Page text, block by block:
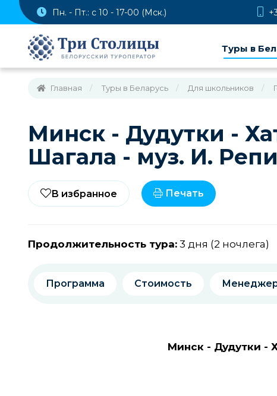
Пн. - Пт.: с 10 - 17-00 (Мск.)
Туры в
Главная Туры в Беларусь Для школьников
Минск - Дудутки -
Шагала - муз. И.
В избранное Печать
Продолжительность тура: 3 дня (2 ночлега)
Программа Стоимость
Минск - Дудутки -